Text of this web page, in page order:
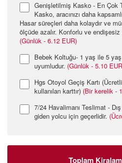
Genişletilmiş Kasko - En Çok
Kasko, aracınızı daha
Hasar süreçleri daha kolaydır ve
ölçüde azalır. Konforlu ve
(Günlük - 6.12 EUR)
Bebek Koltuğu- 1 yaş ile 5
uyumludur. (Günlük - 5.10
Hgs Otoyol Geçiş Kartı
kullanılan karttır) (Bir kerelik -
7/24 Havalimanı Teslimat -
giden yolcu için geçerlidir.
Toplam